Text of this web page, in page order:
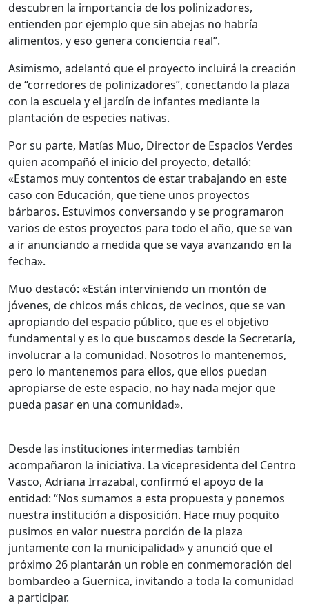
descubren la importancia de los polinizadores,
entienden por ejemplo que sin abejas no habría
alimentos, y eso genera conciencia real”.
Asimismo, adelantó que el proyecto incluirá la creación
de “corredores de polinizadores”, conectando la plaza
con la escuela y el jardín de infantes mediante la
plantación de especies nativas.
Por su parte, Matías Muo, Director de Espacios Verdes
quien acompañó el inicio del proyecto, detalló:
«Estamos muy contentos de estar trabajando en este
caso con Educación, que tiene unos proyectos
bárbaros. Estuvimos conversando y se programaron
varios de estos proyectos para todo el año, que se van
a ir anunciando a medida que se vaya avanzando en la
fecha».
Muo destacó: «Están interviniendo un montón de
jóvenes, de chicos más chicos, de vecinos, que se van
apropiando del espacio público, que es el objetivo
fundamental y es lo que buscamos desde la Secretaría,
involucrar a la comunidad. Nosotros lo mantenemos,
pero lo mantenemos para ellos, que ellos puedan
apropiarse de este espacio, no hay nada mejor que
pueda pasar en una comunidad».
Desde las instituciones intermedias también
acompañaron la iniciativa. La vicepresidenta del Centro
Vasco, Adriana Irrazabal, confirmó el apoyo de la
entidad: “Nos sumamos a esta propuesta y ponemos
nuestra institución a disposición. Hace muy poquito
pusimos en valor nuestra porción de la plaza
juntamente con la municipalidad» y anunció que el
próximo 26 plantarán un roble en conmemoración del
bombardeo a Guernica, invitando a toda la comunidad
a participar.